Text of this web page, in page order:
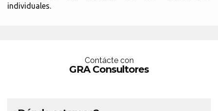
individuales.
Contácte con
GRA Consultores